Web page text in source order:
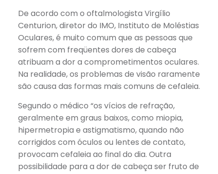
De acordo com o oftalmologista Virgílio
Centurion, diretor do IMO, Instituto de Moléstias
Oculares, é muito comum que as pessoas que
sofrem com freqüentes dores de cabeça
atribuam a dor a comprometimentos oculares.
Na realidade, os problemas de visão raramente
são causa das formas mais comuns de cefaleia.
Segundo o médico “os vícios de refração,
geralmente em graus baixos, como miopia,
hipermetropia e astigmatismo, quando não
corrigidos com óculos ou lentes de contato,
provocam cefaleia ao final do dia. Outra
possibilidade para a dor de cabeça ser fruto de